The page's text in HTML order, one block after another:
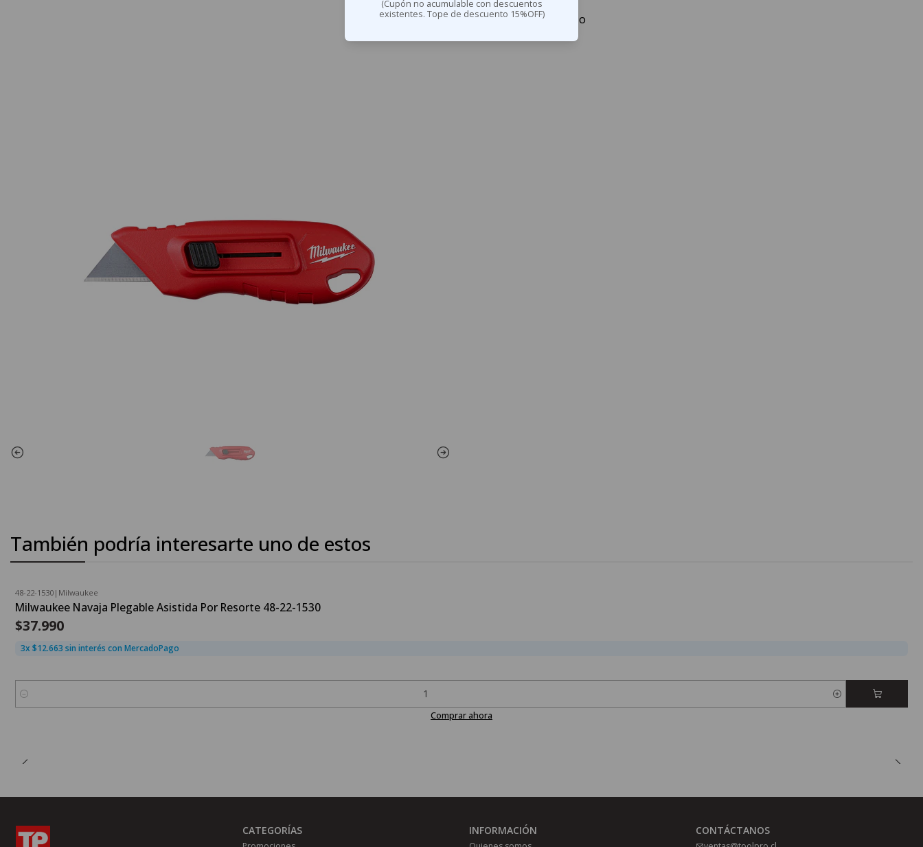
COMPARTIR ESTE PRODUCTO
También podría interesarte uno de estos
48-22-1530| Milwaukee
Milwaukee Navaja Plegable Asistida Por Resorte 48-22-1530
$37.990
3x $12.663 sin interés con MercadoPago
Cantidad
Comprar ahora
CATEGORÍAS INFORMACIÓN CONTÁCTANOS
(Cupón no acumulable con descuentos
existentes. Tope de descuento 15%OFF)